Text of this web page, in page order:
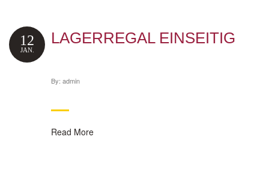
12
JAN.
LAGERREGAL EINSEITIG
By: admin
Read More